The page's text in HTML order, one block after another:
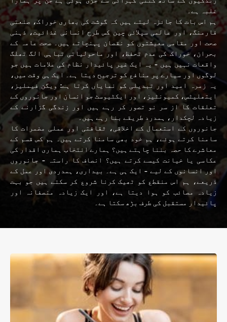
غلبہ ہے۔
ہم اس بات کا جائزہ لیتے ہیں کہ گوشت کی بھاری خوراک، صنعتی
فارمنگ، اور عالمی سپلائی چین کس طرح انسانی غذائیت، ذہنی
صحت اور مقامی معیشتوں کو نقصان پہنچاتے ہیں۔ صحت عامہ کے
بحران، خوراک کی عدم تحفظ، اور ماحولیاتی تباہی الگ تھلگ
واقعات نہیں ہیں - یہ ایک غیر پائیدار نظام کی علامات ہیں جو
لوگوں اور سیارے پر منافع کو ترجیح دیتا ہے۔ ایک ہی وقت میں،
یہ زمرہ امید اور تبدیلی کو نمایاں کرتا ہے: ویگن فیملیز،
ایتھلیٹس، کمیونٹیز، اور ایکٹیوسٹ جو انسان اور جانوروں کے
تعلقات کا از سر نو تصور کر رہے ہیں اور زندگی گزارنے کے
زیادہ لچکدار، ہمدرد طریقے بنا رہے ہیں۔
جانوروں کے استعمال کے اخلاقی، ثقافتی اور عملی مضمرات کا
سامنا کرتے ہوئے، ہم خود بھی سامنا کرتے ہیں۔ ہم کس قسم کے
معاشرے کا حصہ بننا چاہتے ہیں؟ ہمارے انتخاب ہماری اقدار کی
عکاسی یا خیانت کیسے کرتے ہیں؟ انصاف کا راستہ - جانوروں
اور انسانوں کے لیے - ایک ہی ہے۔ بیداری، ہمدردی اور عمل کے
ذریعے، ہم اس منقطع کو ٹھیک کرنا شروع کر سکتے ہیں جو بہت
زیادہ مصائب کو ہوا دیتا ہے، اور ایک زیادہ منصفانہ اور
پائیدار مستقبل کی طرف بڑھ سکتا ہے۔